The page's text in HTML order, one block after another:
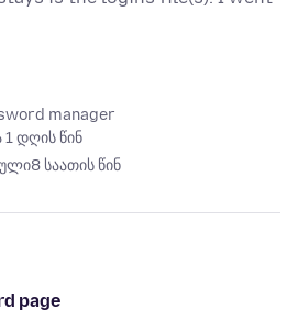
manager
1 დღის წინ
8 საათის წინ
page